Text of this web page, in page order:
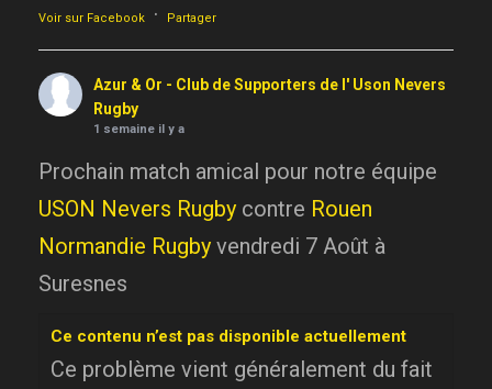
Voir sur Facebook · Partager
Azur & Or - Club de Supporters de l' Uson Nevers
Rugby
1 semaine il y a
Prochain match amical pour notre équipe
USON Nevers Rugby contre Rouen
Normandie Rugby vendredi 7 Août à
Suresnes
Ce contenu n’est pas disponible actuellement
Ce problème vient généralement du fait